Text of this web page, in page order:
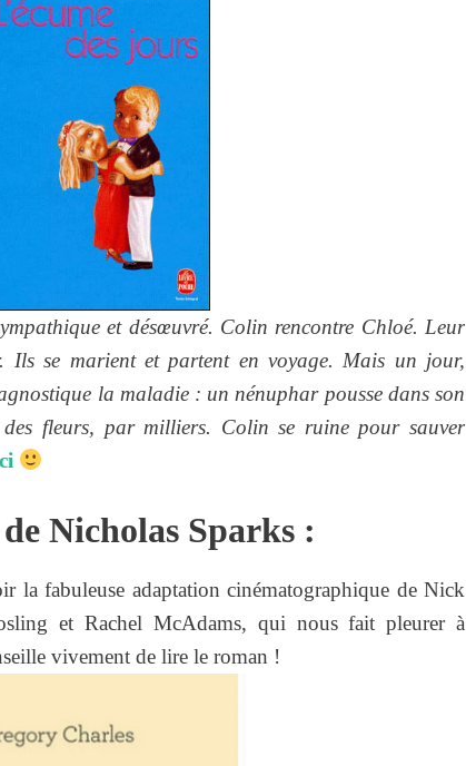
et désœuvré. Colin rencontre Chloé. Leur
Ils se marient et partent en voyage. Mais un jour,
la maladie : un nénuphar pousse dans son
fleurs, par milliers. Colin se ruine pour sauver
Nicholas Sparks :
la fabuleuse adaptation cinématographique de Nick
et Rachel McAdams, qui nous fait pleurer à
vivement de lire le roman !